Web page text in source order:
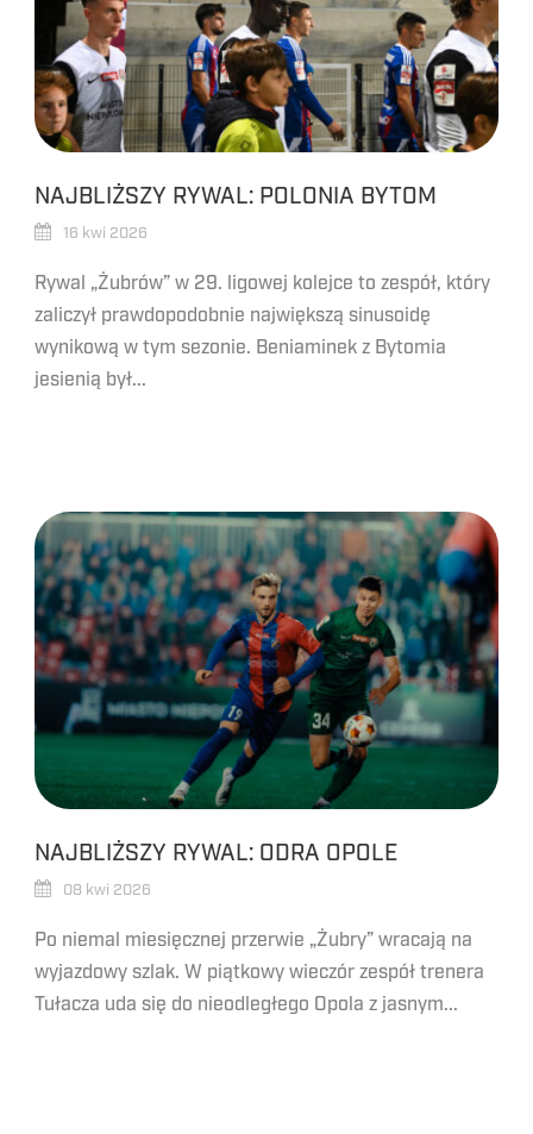
NAJBLIŻSZY RYWAL: POLONIA BYTOM
16 kwi 2026
Rywal „Żubrów” w 29. ligowej kolejce to zespół, który
zaliczył prawdopodobnie największą sinusoidę
wynikową w tym sezonie. Beniaminek z Bytomia
jesienią był...
NAJBLIŻSZY RYWAL: ODRA OPOLE
08 kwi 2026
Po niemal miesięcznej przerwie „Żubry” wracają na
wyjazdowy szlak. W piątkowy wieczór zespół trenera
Tułacza uda się do nieodległego Opola z jasnym...